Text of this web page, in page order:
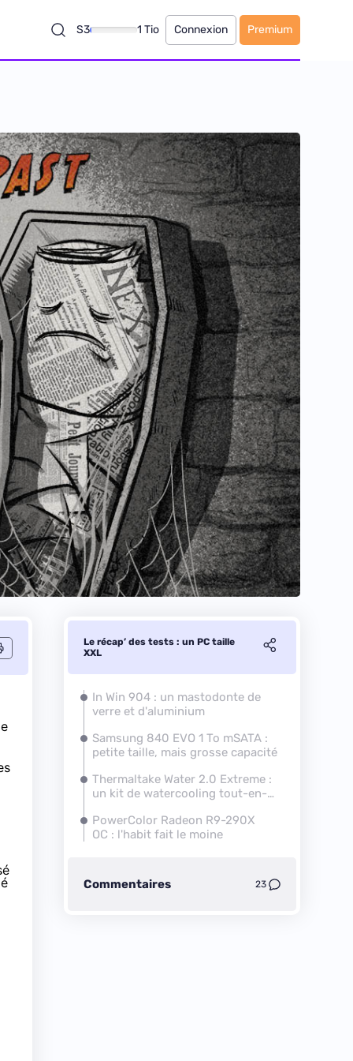
S3 1 Tio Connexion Premium
Le récap’ des tests : un PC taille
XXL
In Win 904 : un mastodonte de
verre et d'aluminium
Samsung 840 EVO 1 To mSATA :
petite taille, mais grosse capacité
Thermaltake Water 2.0 Extreme :
un kit de watercooling tout-en-
PowerColor Radeon R9-290X
OC : l'habit fait le moine
Commentaires 23